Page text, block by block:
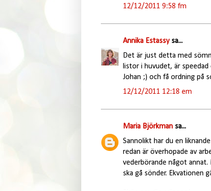
12/12/2011 9:58 fm
Annika Estassysa...
Det är just detta med
listor i huvudet, är
Johan ;) och få ordning på
12/12/2011 12:18 em
Maria Björkmansa...
Sannolikt har du en
redan är överhopade av
vederbörande något
ska gå sönder. Ekvationen